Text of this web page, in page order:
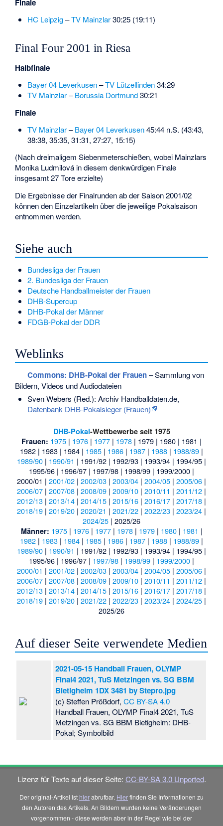
Finale
HC Leipzig–TV Mainzlar30:25 (19:11)
Final Four 2001 in Riesa
Halbfinale
Bayer 04 Leverkusen–TV Lützellinden34:29
TV Mainzlar–Borussia Dortmund30:21
Finale
TV Mainzlar–Bayer 04 Leverkusen45:44 n.S. (43:43,
38:38, 35:35, 31:31, 27:27, 15:15)
(Nach dreimaligem Siebenmeterschießen, wobei Mainzlars
Monika Ludmilová in diesem denkwürdigen Finale
insgesamt 27 Tore erzielte)
Die Ergebnisse der Finalrunden ab der Saison 2001/02
können den Einzelartikeln über die jeweilige Pokalsaison
entnommen werden.
Siehe auch
Bundesliga der Frauen
2. Bundesliga der Frauen
Deutsche Handballmeister der Frauen
DHB-Supercup
DHB-Pokal der Männer
FDGB-Pokal der DDR
Weblinks
Commons: DHB-Pokal der Frauen– Sammlung von
Bildern, Videos und Audiodateien
Sven Webers (Red.): Archiv Handballdaten.de,
Datenbank DHB-Pokalsieger (Frauen)
DHB-Pokal-Wettbewerbe seit 1975
Frauen: 1975 | 1976 | 1977 | 1978 | 1979 | 1980 | 1981 |
1982 | 1983 | 1984 | 1985 | 1986 | 1987 | 1988 | 1988/89 |
1989/90 | 1990/91 | 1991/92 | 1992/93 | 1993/94 | 1994/95 |
1995/96 | 1996/97 | 1997/98 | 1998/99 | 1999/2000 |
2000/01 | 2001/02 | 2002/03 | 2003/04 | 2004/05 | 2005/06 |
2006/07 | 2007/08 | 2008/09 | 2009/10 | 2010/11 | 2011/12 |
2012/13 | 2013/14 | 2014/15 | 2015/16 | 2016/17 | 2017/18 |
2018/19 | 2019/20 | 2020/21 | 2021/22 | 2022/23 | 2023/24 |
2024/25 | 2025/26
Männer: 1975| 1976| 1977| 1978| 1979| 1980| 1981 |
1982 | 1983 | 1984 | 1985 | 1986 | 1987 | 1988 | 1988/89 |
1989/90 | 1990/91 | 1991/92 | 1992/93 | 1993/94 | 1994/95 |
1995/96 | 1996/97 | 1997/98 | 1998/99 | 1999/2000 |
2000/01 | 2001/02 | 2002/03 | 2003/04 | 2004/05 | 2005/06 |
2006/07 | 2007/08 | 2008/09 | 2009/10 | 2010/11 | 2011/12 |
2012/13 | 2013/14 | 2014/15 | 2015/16 | 2016/17 | 2017/18 |
2018/19 | 2019/20 | 2021/22 | 2022/23 | 2023/24 | 2024/25 |
2025/26
Auf dieser Seite verwendete Medien
2021-05-15 Handball Frauen, OLYMP
Final4 2021, TuS Metzingen vs. SG BBM
Bietigheim 1DX 3481 by Stepro.jpg
(c) Steffen Prößdorf,CC BY-SA 4.0
Handball Frauen, OLYMP Final4 2021, TuS
Metzingen vs. SG BBM Bietigheim: DHB-
Pokal; Symbolbild
Lizenz für Texte auf dieser Seite: CC-BY-SA 3.0 Unported.
Der original-Artikel ist hierabrufbar. Hierfinden Sie Informationen zu
den Autoren des Artikels. An Bildern wurden keine Veränderungen
vorgenommen - diese werden aber in der Regel wie bei der